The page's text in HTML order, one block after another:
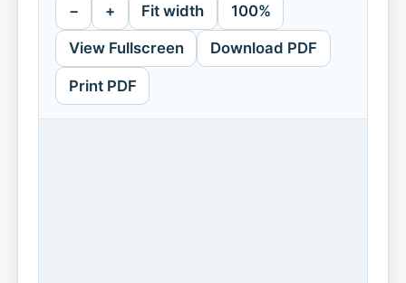
− + Fit width 100%
View Fullscreen Download PDF
Print PDF